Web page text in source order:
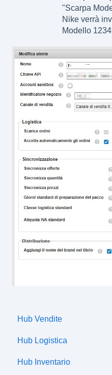
"Scarpa
Nike verrà
Modello
Hub Vendite
Ordini
Hub Logistica
Spedizioni
Hub Inventario